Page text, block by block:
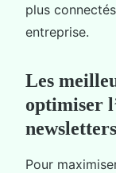
plus
entreprise.
Les
optimiser
newsletters
Pour